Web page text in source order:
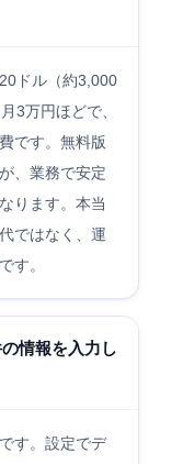
ドル（約3,000
3万円ほどで、
です。無料版
、業務で安定
ります。本当
ではなく、運
す。
情報を入力し
す。設定でデ